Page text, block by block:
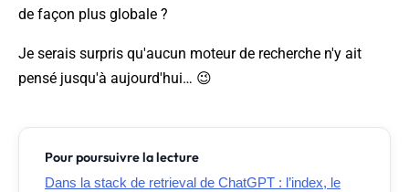
de façon plus globale ?
Je serais surpris qu'aucun moteur de recherche n'y ait
pensé jusqu'à aujourd'hui… 😉
Pour poursuivre la lecture
Dans la stack de retrieval de ChatGPT : l’index, le